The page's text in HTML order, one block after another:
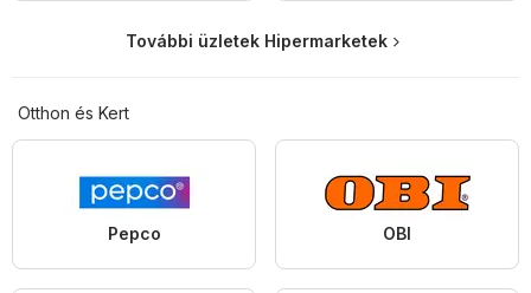
További üzletek Hipermarketek
Otthon és Kert
Pepco OBI